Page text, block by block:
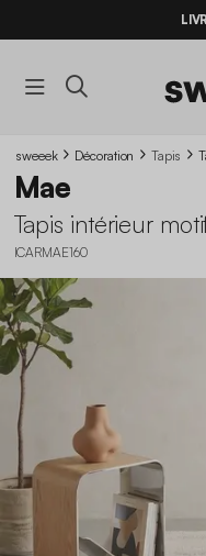
sweeek Décoration Tapis
Mae
Tapis intérieur
ICARMAE160